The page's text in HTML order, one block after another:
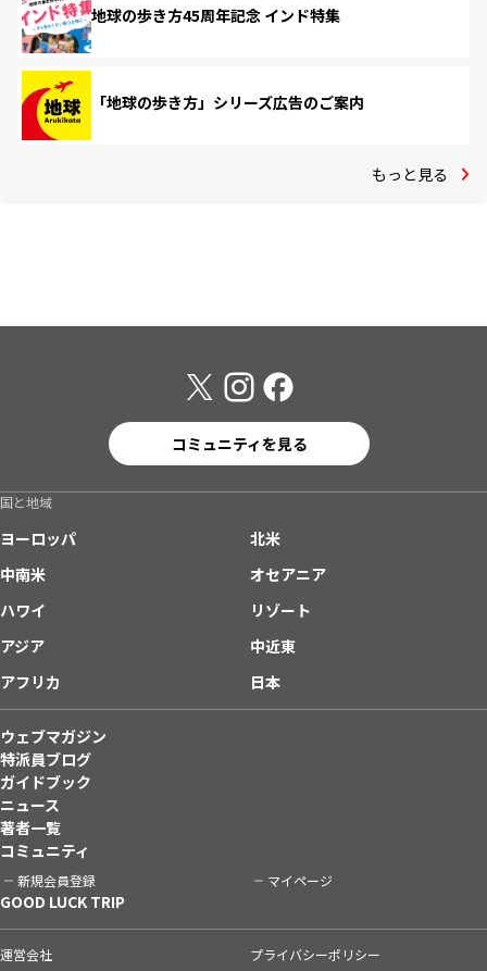
地球の歩き方45周年記念 インド特集
「地球の歩き方」シリーズ広告のご案内
もっと見る
コミュニティを見る
国と地域
ヨーロッパ
北米
中南米
オセアニア
ハワイ
リゾート
アジア
中近東
アフリカ
日本
ウェブマガジン
特派員ブログ
ガイドブック
ニュース
著者一覧
コミュニティ
新規会員登録 マイページ
GOOD LUCK TRIP
運営会社 プライバシーポリシー